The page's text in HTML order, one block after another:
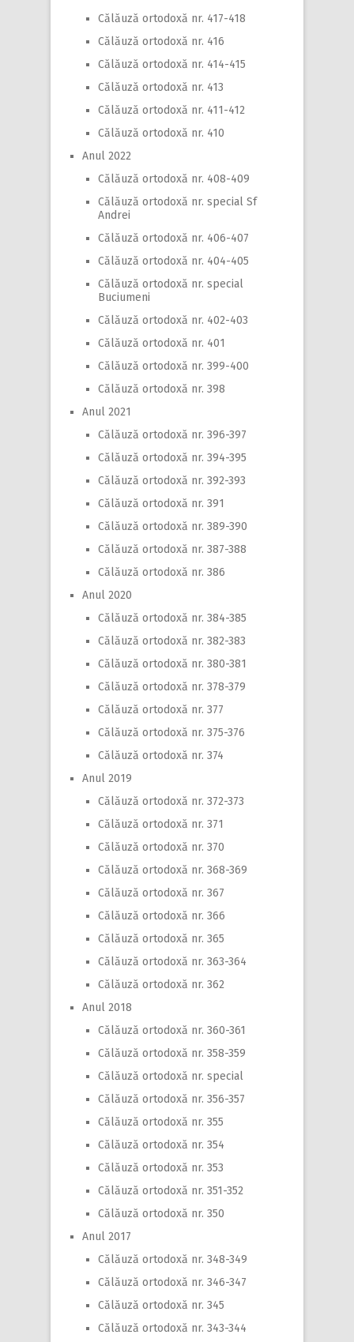
Călăuză ortodoxă nr. 417-418
Călăuză ortodoxă nr. 416
Călăuză ortodoxă nr. 414-415
Călăuză ortodoxă nr. 413
Călăuză ortodoxă nr. 411-412
Călăuză ortodoxă nr. 410
Anul 2022
Călăuză ortodoxă nr. 408-409
Călăuză ortodoxă nr. special Sf
Andrei
Călăuză ortodoxă nr. 406-407
Călăuză ortodoxă nr. 404-405
Călăuză ortodoxă nr. special
Buciumeni
Călăuză ortodoxă nr. 402-403
Călăuză ortodoxă nr. 401
Călăuză ortodoxă nr. 399-400
Călăuză ortodoxă nr. 398
Anul 2021
Călăuză ortodoxă nr. 396-397
Călăuză ortodoxă nr. 394-395
Călăuză ortodoxă nr. 392-393
Călăuză ortodoxă nr. 391
Călăuză ortodoxă nr. 389-390
Călăuză ortodoxă nr. 387-388
Călăuză ortodoxă nr. 386
Anul 2020
Călăuză ortodoxă nr. 384-385
Călăuză ortodoxă nr. 382-383
Călăuză ortodoxă nr. 380-381
Călăuză ortodoxă nr. 378-379
Călăuză ortodoxă nr. 377
Călăuză ortodoxă nr. 375-376
Călăuză ortodoxă nr. 374
Anul 2019
Călăuză ortodoxă nr. 372-373
Călăuză ortodoxă nr. 371
Călăuză ortodoxă nr. 370
Călăuză ortodoxă nr. 368-369
Călăuză ortodoxă nr. 367
Călăuză ortodoxă nr. 366
Călăuză ortodoxă nr. 365
Călăuză ortodoxă nr. 363-364
Călăuză ortodoxă nr. 362
Anul 2018
Călăuză ortodoxă nr. 360-361
Călăuză ortodoxă nr. 358-359
Călăuză ortodoxă nr. special
Călăuză ortodoxă nr. 356-357
Călăuză ortodoxă nr. 355
Călăuză ortodoxă nr. 354
Călăuză ortodoxă nr. 353
Călăuză ortodoxă nr. 351-352
Călăuză ortodoxă nr. 350
Anul 2017
Călăuză ortodoxă nr. 348-349
Călăuză ortodoxă nr. 346-347
Călăuză ortodoxă nr. 345
Călăuză ortodoxă nr. 343-344